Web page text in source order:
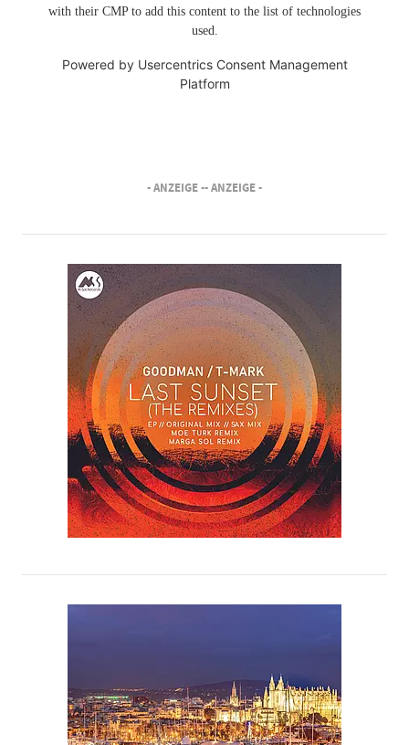
with their CMP to add this content to the list of technologies
used.
Powered by Usercentrics Consent Management
Platform
- ANZEIGE -- ANZEIGE -